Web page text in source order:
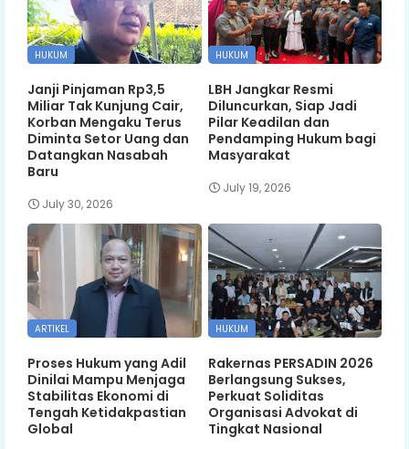
HUKUM
Janji Pinjaman Rp3,5
Miliar Tak Kunjung Cair,
Korban Mengaku Terus
Diminta Setor Uang dan
Datangkan Nasabah
Baru
July 30, 2026
HUKUM
LBH Jangkar Resmi
Diluncurkan, Siap Jadi
Pilar Keadilan dan
Pendamping Hukum bagi
Masyarakat
July 19, 2026
ARTIKEL
Proses Hukum yang Adil
Dinilai Mampu Menjaga
Stabilitas Ekonomi di
Tengah Ketidakpastian
Global
HUKUM
Rakernas PERSADIN 2026
Berlangsung Sukses,
Perkuat Soliditas
Organisasi Advokat di
Tingkat Nasional